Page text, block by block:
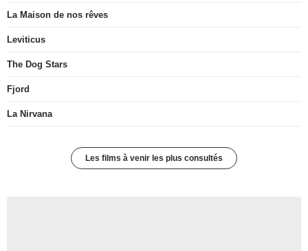
La Maison de nos rêves
Leviticus
The Dog Stars
Fjord
La Nirvana
Les films à venir les plus consultés